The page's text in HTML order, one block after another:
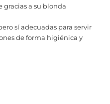
a su blonda
sí adecuadas para servir
de forma higiénica y